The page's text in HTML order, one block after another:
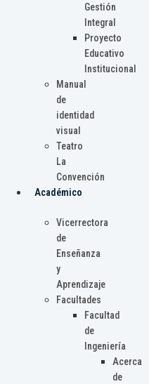
Gestión
Integral
Proyecto
Educativo
Institucional
Manual
de
identidad
visual
Teatro
La
Convención
Académico
Vicerrectora
de
Enseñanza
y
Aprendizaje
Facultades
Facultad
de
Ingeniería
Acerca
de